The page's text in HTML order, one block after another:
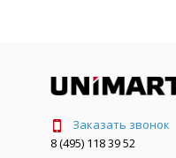
Заказать звонок
8 (495) 118 39 52